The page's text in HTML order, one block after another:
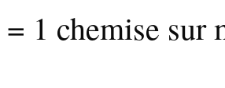
1 chemise sur